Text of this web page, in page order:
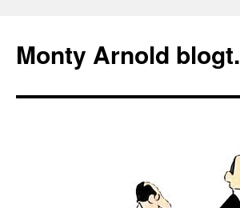
springen
Monty Arnold blogt.